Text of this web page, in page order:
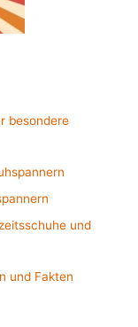
besondere
und
und Fakten